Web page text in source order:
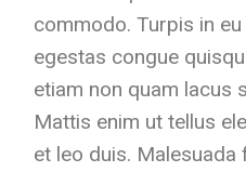
commodo. Turpis in
egestas congue
etiam non quam lacus
Mattis enim ut tellus
et leo duis.